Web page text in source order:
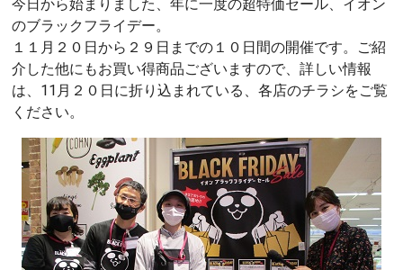
今日から始まりました、年に一度の超特価セール、イオン
のブラックフライデー。
１１月２０日から２９日までの１０日間の開催です。ご紹
介した他にもお買い得商品ございますので、詳しい情報
は、11月２０日に折り込まれている、各店のチラシをご覧
ください。